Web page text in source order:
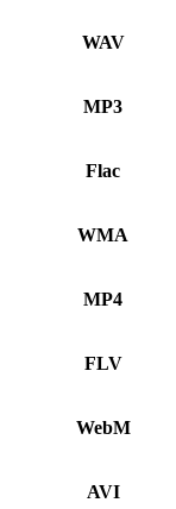
WAV
MP3
Flac
WMA
MP4
FLV
WebM
AVI